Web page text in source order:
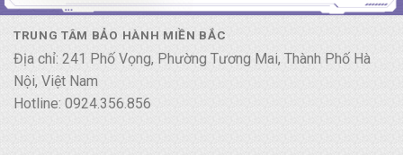
TRUNG TÂM BẢO HÀNH MIỀN BẮC
Địa chỉ: 241 Phố Vọng, Phường Tương Mai, Thành Phố Hà
Nội, Việt Nam
Hotline: 0924.356.856